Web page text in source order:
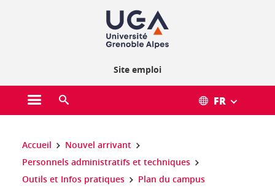
Site emploi
Ouvrir le menu principal FR
Vous êtes ici :
Accueil
Nouvel arrivant
Personnels administratifs et techniques
Outils et Infos pratiques
Plan du campus